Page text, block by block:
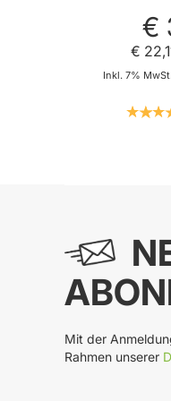
süßlicher
von€
Inkl. 7%
€ 22,
Mit der
Rahmen unserer